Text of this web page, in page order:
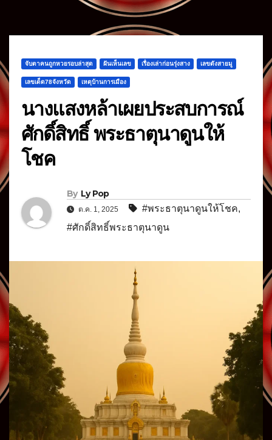
จับตาคนถูกหวยรอบล่าสุด ฝันเห็นเลข เรื่องเล่าก่อนรุ่งสาง เลขดังสายมู
เลขเด็ด78จังหวัด เหตุบ้านการเมือง
นางแสงหล้าเผยประสบการณ์
ศักดิ์สิทธิ์ พระธาตุนาดูนให้
โชค
By Ly Pop
ต.ค. 1, 2025 #พระธาตุนาดูนให้โชค,
#ศักดิ์สิทธิ์พระธาตุนาดูน